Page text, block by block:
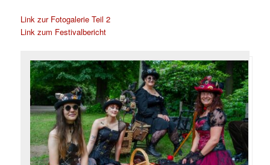
Link zur Fotogalerie Teil 2
Link zum Festivalbericht